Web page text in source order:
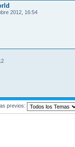
2012, 16:54
previos: